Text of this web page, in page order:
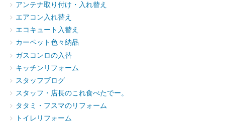
アンテナ取り付け・入れ替え
エアコン入れ替え
エコキュート入替え
カーペット色々納品
ガスコンロの入替
キッチンリフォーム
スタッフブログ
スタッフ・店長のこれ食べたでー。
タタミ・フスマのリフォーム
トイレリフォーム